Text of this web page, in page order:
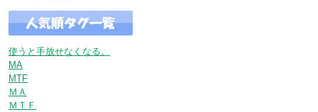
使うと手放せなくなる。
MA
MTF
ＭＡ
ＭＴＦ